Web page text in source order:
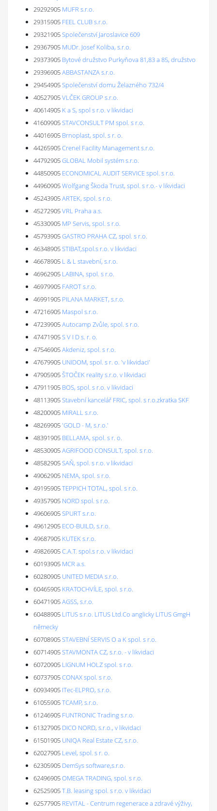
29292905 MUFR s.r.o.
29315905 FEEL CLUB s.r.o.
29321905Společenství Jaroslavice 609
29367905 MUDr. Josef Koliba, s.r.o.
29373905 Bytové družstvo Purkyňova 81,83 a 85, družstvo
29396905ABBASTANZA s.r.o.
29454905Společenství domu Želazného 732/4
40527905VLČEK GROUP s.r.o.
40614905 K a S, spol s r.o. v likvidaci
41609905STAVCONSULT PM spol. s r.o.
44016905 Brnoplast, spol. s r. o.
44265905Crenel Facility Management s.r.o.
44792905GLOBAL Mobil systém s.r.o.
44850905 ECONOMICAL AUDIT SERVICE spol. s r.o.
44960905Wolfgang Škoda Trust, spol. s r.o.- v likvidaci
45243905ARTEK, spol. s r.o.
45272905VRL Praha a.s.
45330905 MP Servis, spol. s r.o.
45793905GASTRO PRAHA CZ, spol. s r.o.
46348905STIBAT,spol.s r.o. v likvidaci
46678905 L & L stavební, s.r.o.
46962905 LABINA, spol. s r.o.
46979905 FAROT s.r.o.
46991905 PILANA MARKET, s.r.o.
47216905 Maspol s.r.o.
47239905Autocamp Zvůle, spol. s r.o.
47471905S V I D s. r. o.
47546905Akdeniz, spol. s r.o.
47679905 UNIDOM, spol. s r. o. 'v likvidaci'
47905905ŠTOČEK reality s.r.o. v likvidaci
47911905 BOS, spol. s r.o. v likvidaci
48113905Stavební kancelář FRIC, spol. s r.o.zkratka SKF
48200905 MIRALL s.r.o.
48269905'GOLD - M, s.r.o.'
48391905 BELLAMA, spol. s r. o.
48530905AGRIFOOD CONSULT, spol. s r.o.
48582905SAŇ, spol. s r.o. v likvidaci
49062905 NEMA, spol. s r.o.
49195905TEPPICH TOTAL, spol. s r.o.
49357905 NORD spol. s r.o.
49606905SPURT s.r.o.
49612905 ECO-BUILD, s.r.o.
49687905 KUTEK s.r.o.
49826905C.A.T. spol.s r.o. v likvidaci
60193905 MCR a.s.
60280905 UNITED MEDIA s.r.o.
60465905 KRATOCHVÍLE, spol. s r.o.
60471905AGSS, s.r.o.
60488905 LITUS s.r.o. LITUS Ltd.Co anglicky LITUS GmgH
německy
60708905STAVEBNÍ SERVIS O a K spol. s r.o.
60714905STAVMONTA CZ, s.r.o. - v likvidaci
60720905 LIGNUM HOLZ spol. s r.o.
60737905CONAX spol. s r.o.
60934905 ITec-ELPRO, s.r.o.
61055905TCAMP, s.r.o.
61246905 FUNTRONIC Trading s.r.o.
61327905 DICO NORD, s.r.o., v likvidaci
61501905 UNIQA Real Estate CZ, s.r.o.
62027905 Level, spol. s r. o.
62305905 DemSys software,s.r.o.
62496905OMEGA TRADING, spol. s r.o.
62525905T.B. leasing spol. s r.o. v likvidaci
62577905 REVITAL - Centrum regenerace a zdravé výživy,